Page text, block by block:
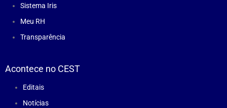
Sistema Iris
Meu RH
Transparência
Acontece no CEST
Editais
Notícias